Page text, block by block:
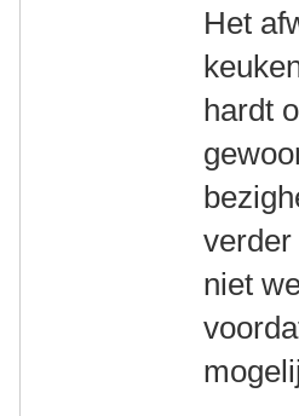
Het
hardt
niet